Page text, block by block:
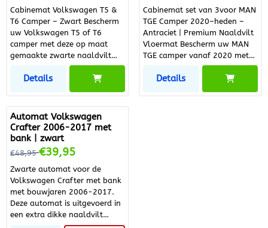
Cabinemat Volkswagen T5 &
T6 Camper – Zwart Bescherm
uw Volkswagen T5 of T6
camper met deze op maat
gemaakte zwarte naaldvilt
cabinemat . Deze
hoogwaardige vloermat biedt
duurzaamheid, comfort en een
voor dagelijks gebruik en
intensieve ritten. Dankzij de
perfecte pasvorm blijft de mat
stevig liggen en beschermt hij
de vloer tegen vuil, slijtage en
vocht. Belangrijkste
voordelen: Dikke
naaldviltmat: 700 g/m², 0,8
cm hoog voor optimaal
comfort Gefestonneerde rand:
nette en luxe afwerking
Details
Cabinemat set van 3voor MAN
TGE Camper 2020–heden –
Antraciet | Premium Naaldvilt
Vloermat Bescherm uw MAN
TGE camper vanaf 2020 met
deze hoogwaardige antraciet
cabinemat. Deze premium
naaldvilt vloermat is volledig
Details
Automat Volkswagen
Crafter 2006-2017 met
bank | zwart
Van 48,95 voor 39,95
€48,95€39,95
Zwarte automat voor de
Volkswagen Crafter met bank
met bouwjaren 2006-2017.
Deze automat is uitgevoerd in
een extra dikke naaldvilt
uitvoering en afgewerkt met